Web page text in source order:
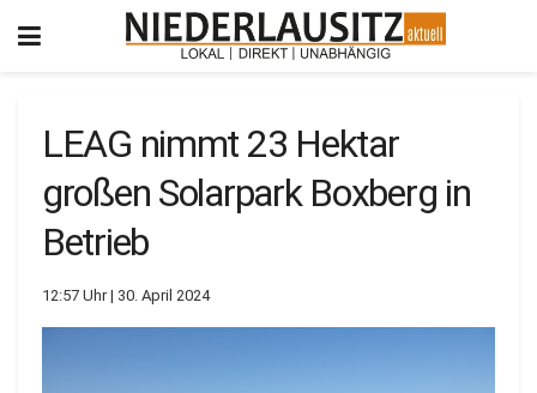
LEAG nimmt 23 Hektar
großen Solarpark Boxberg in
Betrieb
12:57 Uhr | 30. April 2024